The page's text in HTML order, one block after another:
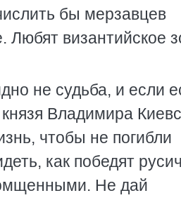
бы мерзавцев
византийское
не судьба, и если
Владимира
чтобы не погибли
как победят
Не дай